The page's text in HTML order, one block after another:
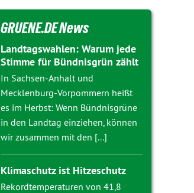
GRUENE.DE News
Landtagswahlen: Warum jede
Stimme für Bündnisgrün zählt
In Sachsen-Anhalt und
Mecklenburg-Vorpommern heißt
es im Herbst: Wenn Bündnisgrüne
in den Landtag einziehen, können
wir zusammen mit den [...]
Klimaschutz ist Hitzeschutz
Rekordtemperaturen von 41,8